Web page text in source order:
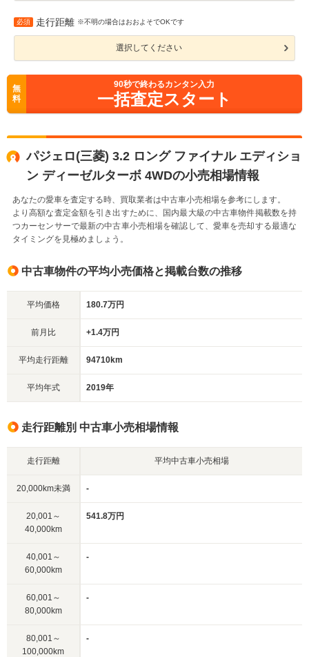
必須 走行距離 ※不明の場合はおおよそでOKです
選択してください
無
料
90秒で終わるカンタン入力
一括査定スタート
パジェロ(三菱) 3.2 ロング ファイナル エディショ
ン ディーゼルターボ 4WDの小売相場情報
あなたの愛車を査定する時、買取業者は中古車小売相場を参考にします。
より高額な査定金額を引き出すために、国内最大級の中古車物件掲載数を持
つカーセンサーで最新の中古車小売相場を確認して、愛車を売却する最適な
タイミングを見極めましょう。
中古車物件の平均小売価格と掲載台数の推移
平均価格 180.7万円
前月比 +1.4万円
平均走行距離 94710km
平均年式 2019年
走行距離別 中古車小売相場情報
走行距離 平均中古車小売相場
20,000km未満 -
20,001～
40,000km
541.8万円
40,001～
60,000km
-
60,001～
80,000km
-
80,001～
100,000km
-